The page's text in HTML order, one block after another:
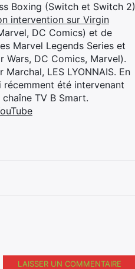
Boxing (Switch et Switch 2)
intervention sur Virgin
DC Comics) et de
Marvel Legends Series et
DC Comics, Marvel).
LES LYONNAIS. En
été intervenant
TV B Smart.
LAISSER UN COMMENTAIRE